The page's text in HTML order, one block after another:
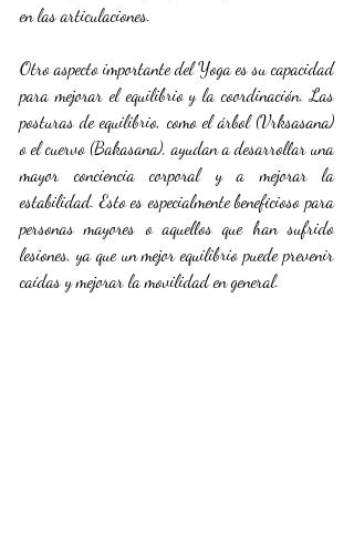
en las articulaciones.
Otro aspecto importante del Yoga es su capacidad
para mejorar el equilibrio y la coordinación. Las
posturas de equilibrio, como el árbol (Vrksasana)
o el cuervo (Bakasana), ayudan a desarrollar una
mayor conciencia corporal y a mejorar la
estabilidad. Esto es especialmente beneficioso para
personas mayores o aquellos que han sufrido
lesiones, ya que un mejor equilibrio puede prevenir
caídas y mejorar la movilidad en general.